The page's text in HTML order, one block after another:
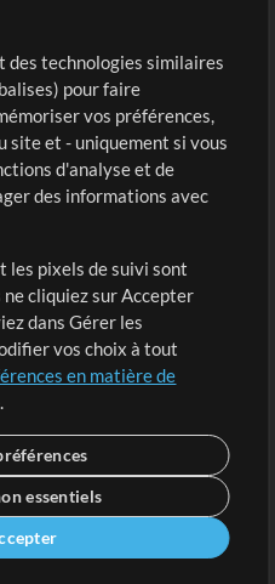
Compte
Connexion
S'inscrire
des technologies similaires
pour faire
vos préférences,
site et - uniquement si vous
d'analyse et de
des informations avec
les pixels de suivi sont
cliquiez sur Accepter
dans Gérer les
vos choix à tout
en matière de
essentiels